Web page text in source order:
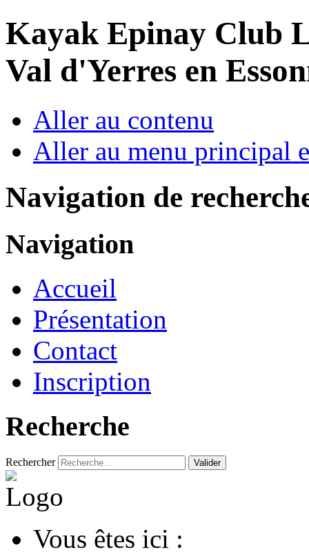
Kayak Epinay Club
Val d'Yerres en
Aller au contenu
Aller au menu principal
Navigation de
Navigation
Accueil
Présentation
Contact
Inscription
Recherche
Rechercher Valider
Vous êtes ici :